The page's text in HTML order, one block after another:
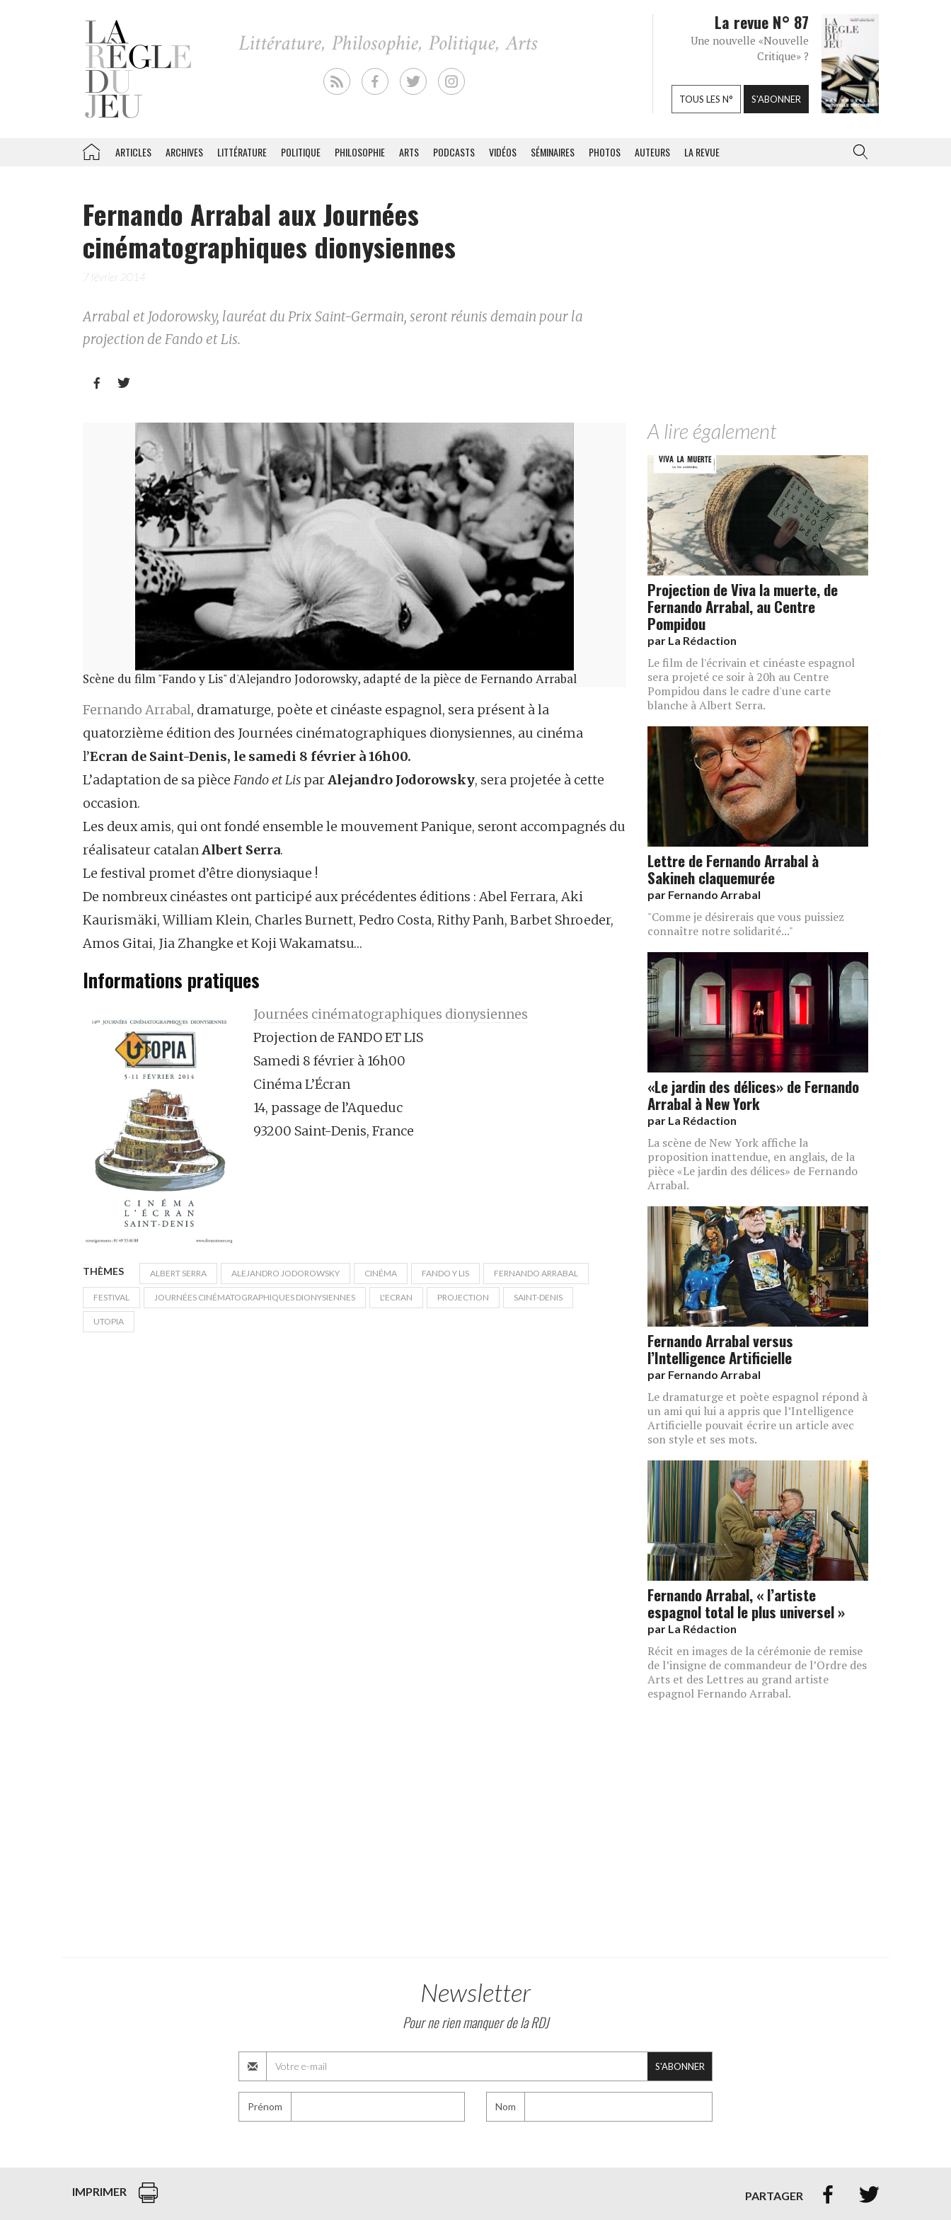
La revue N° 87
Une nouvelle «Nouvelle
Critique» ?
TOUS LES N° S'ABONNER
ARTICLES ARCHIVES LITTÉRATURE POLITIQUE PHILOSOPHIE ARTS PODCASTS VIDÉOS SÉMINAIRES PHOTOS AUTEURS LA REVUE
Fernando Arrabal aux Journées
cinématographiques dionysiennes
7 février 2014
Arrabal et Jodorowsky, lauréat du Prix Saint-Germain, seront réunis demain pour la
projection de Fando et Lis.
 
Scène du film "Fando y Lis" d'Alejandro Jodorowsky, adapté de la pièce de Fernando Arrabal
Fernando Arrabal, dramaturge, poète et cinéaste espagnol, sera présent à la ​
quatorzième édition des Journées cinématographiques dionysiennes, au cinéma
l’Ecran de Saint-Denis, le samedi 8 février à 16h00.
L’adaptation de sa pièce Fando et Lis parAlejandro Jodorowsky, sera projetée à cette
occasion.
Les deux amis, qui ont fondé ensemble le mouvement Panique, seront accompagnés du
réalisateur catalanAlbert Serra.
Le festival promet d’être dionysiaque !
De nombreux cinéastes ont participé aux précédentes éditions : Abel Ferrara, Aki
Kaurismäki, William Klein, Charles Burnett, Pedro Costa, Rithy Panh, Barbet Shroeder,
Amos Gitai, Jia Zhangke et Koji Wakamatsu…
Informations pratiques
Journées cinématographiques dionysiennes
Projection de FANDO ET LIS
Samedi 8 février à 16h00
Cinéma L’Écran
14, passage de l’Aqueduc
93200 Saint-Denis, France
THÈMES ALBERT SERRA ALEJANDRO JODOROWSKY CINÉMA FANDO Y LIS FERNANDO ARRABAL
FESTIVAL JOURNÉES CINÉMATOGRAPHIQUES DIONYSIENNES L'ECRAN PROJECTION SAINT-DENIS
UTOPIA
A lire également
Projection de Viva la muerte, de
Fernando Arrabal, au Centre
Pompidou
par La Rédaction
Le film de l'écrivain et cinéaste espagnol
sera projeté ce soir à 20h au Centre
Pompidou dans le cadre d'une carte
blanche à Albert Serra.
Lettre de Fernando Arrabal à
Sakineh claquemurée
par Fernando Arrabal
"Comme je désirerais que vous puissiez
connaître notre solidarité..."
«Le jardin des délices» de Fernando
Arrabal à New York
par La Rédaction
La scène de New York affiche la
proposition inattendue, en anglais, de la
pièce «Le jardin des délices» de Fernando
Arrabal.
Fernando Arrabal versus
l’Intelligence Artificielle
par Fernando Arrabal
Le dramaturge et poète espagnol répond à
un ami qui lui a appris que l’Intelligence
Artificielle pouvait écrire un article avec
son style et ses mots.
Fernando Arrabal, « l’artiste
espagnol total le plus universel »
par La Rédaction
Récit en images de la cérémonie de remise
de l’insigne de commandeur de l’Ordre des
Arts et des Lettres au grand artiste
espagnol Fernando Arrabal.
Newsletter
Pour ne rien manquer de la RDJ
S'ABONNER
Prénom Nom
IMPRIMER PARTAGER  